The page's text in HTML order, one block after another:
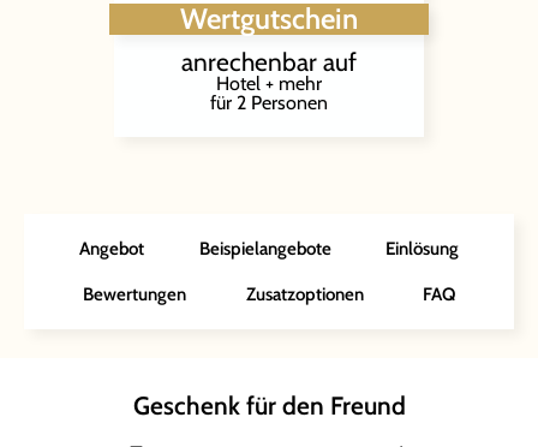
Wertgutschein
anrechenbar auf
Hotel + mehr
für 2 Personen
Angebot Beispielangebote Einlösung
Bewertungen Zusatzoptionen FAQ
Geschenk für den Freund